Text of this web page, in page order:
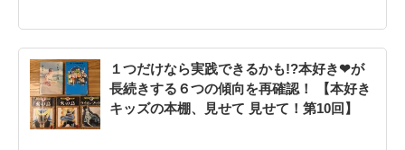
１つだけなら実践できるかも!?本好き❤が
長続きする６つの傾向を再確認！ 【本好き
キッズの本棚、見せて 見せて！第10回】